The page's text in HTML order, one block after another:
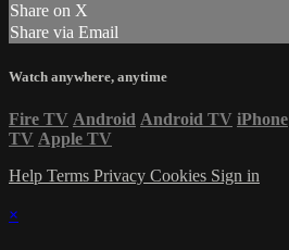
Share on X
Share via Email
Watch anywhere, anytime
Fire TV Android Android TV iPhone
TV Apple TV
Help Terms Privacy Cookies Sign in
×